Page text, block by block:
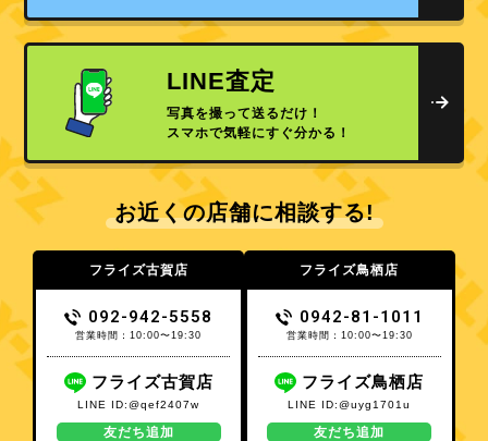
LINE査定
写真を撮って送るだけ！
スマホで気軽にすぐ分かる！
お近くの店舗に相談する!
フライズ古賀店
092-942-5558
営業時間：10:00〜19:30
フライズ古賀店
LINE ID:@qef2407w
友だち追加
フライズ鳥栖店
0942-81-1011
営業時間：10:00〜19:30
フライズ鳥栖店
LINE ID:@uyg1701u
友だち追加